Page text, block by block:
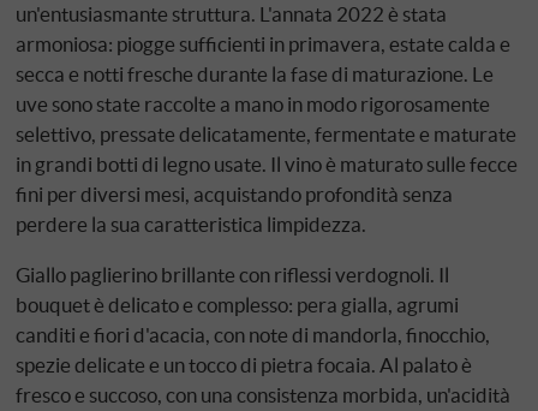
un'entusiasmante struttura. L'annata 2022 è stata
armoniosa: piogge sufficienti in primavera, estate calda e
secca e notti fresche durante la fase di maturazione. Le
uve sono state raccolte a mano in modo rigorosamente
selettivo, pressate delicatamente, fermentate e maturate
in grandi botti di legno usate. Il vino è maturato sulle fecce
fini per diversi mesi, acquistando profondità senza
perdere la sua caratteristica limpidezza.
Giallo paglierino brillante con riflessi verdognoli. Il
bouquet è delicato e complesso: pera gialla, agrumi
canditi e fiori d'acacia, con note di mandorla, finocchio,
spezie delicate e un tocco di pietra focaia. Al palato è
fresco e succoso, con una consistenza morbida, un'acidità